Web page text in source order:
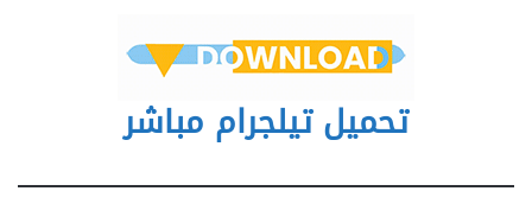
تحميل تيلجرام مباشر